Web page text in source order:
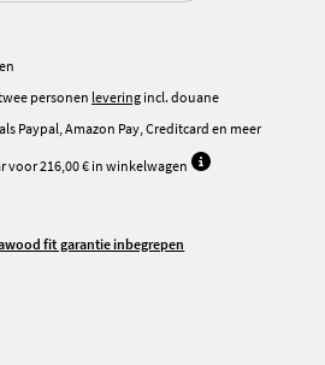
personen levering incl. douane
Paypal, Amazon Pay, Creditcard en meer
voor 216,00 € in winkelwagen
fit garantie inbegrepen